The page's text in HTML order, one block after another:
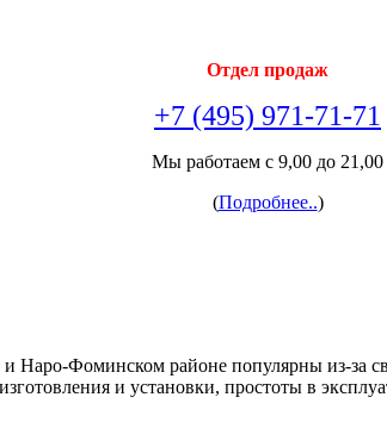
Отдел продаж
+7 (495) 971-71-71
Мы работаем с 9,00 до 21,00
(Подробнее..)
и Наро-Фоминском районе популярны из-за
и установки, простоты в